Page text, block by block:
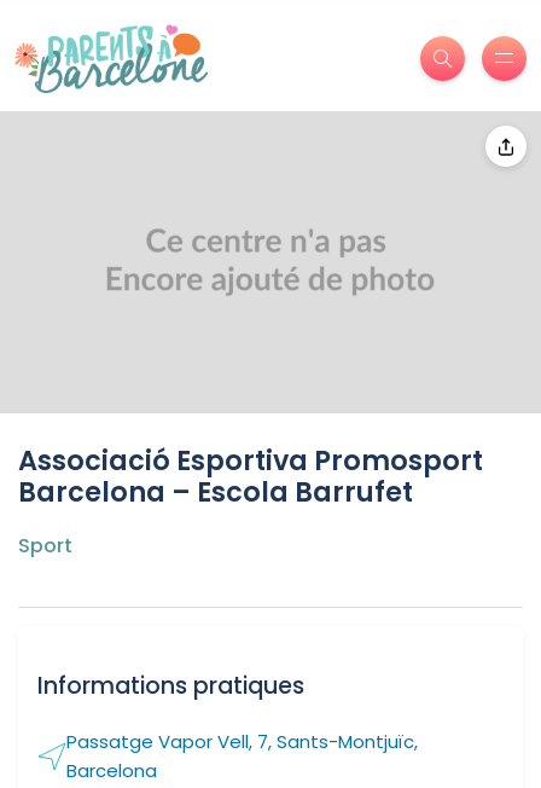
Associació Esportiva Promosport
Barcelona – Escola Barrufet
Sport
Informations pratiques
Passatge Vapor Vell, 7, Sants-Montjuïc,
Barcelona